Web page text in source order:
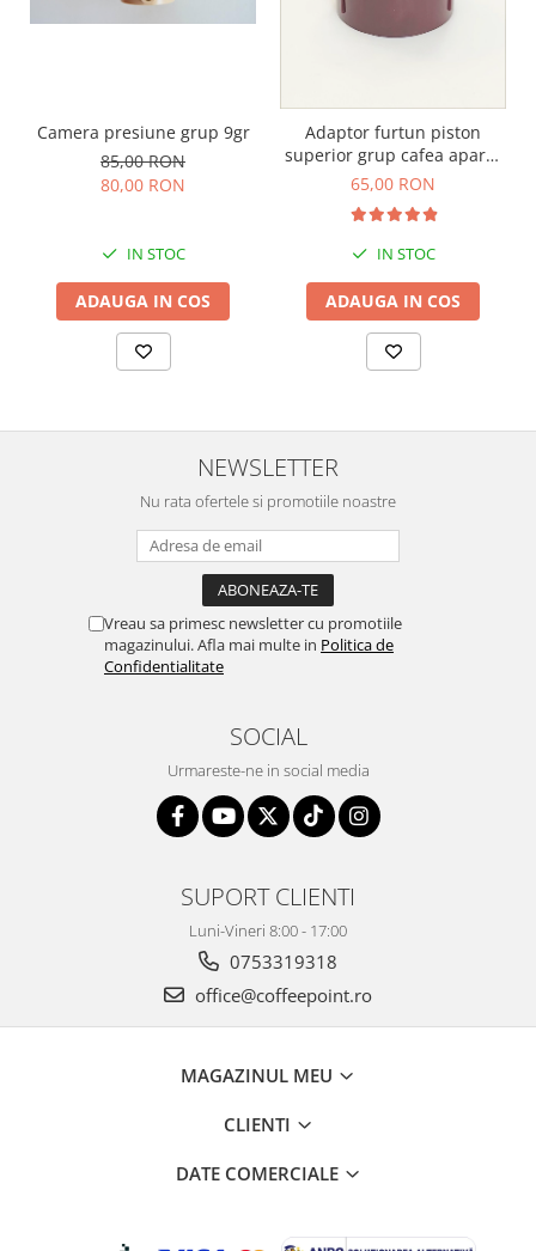
Camera presiune grup 9gr
85,00 RON
80,00 RON
IN STOC
ADAUGA IN COS
Adaptor furtun piston
superior grup cafea aparat
profesional Schaerer WMF
65,00 RON
IN STOC
ADAUGA IN COS
NEWSLETTER
Nu rata ofertele si promotiile noastre
Vreau sa primesc newsletter cu promotiile
magazinului. Afla mai multe in Politica de
Confidentialitate
SOCIAL
Urmareste-ne in social media
SUPORT CLIENTI
Luni-Vineri 8:00 - 17:00
0753319318
office@coffeepoint.ro
MAGAZINUL MEU
CLIENTI
DATE COMERCIALE